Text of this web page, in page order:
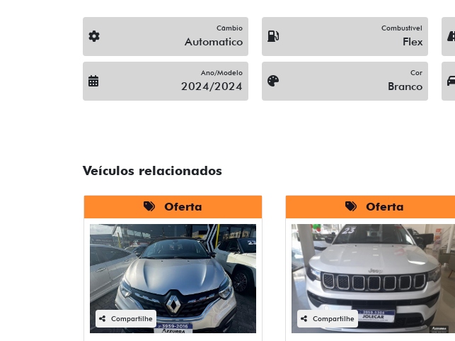
Câmbio
Automatico
Combustível
Flex
Ano/Modelo
2024/2024
Cor
Branco
Veículos relacionados
Oferta
Compartilhe
Oferta
Compartilhe